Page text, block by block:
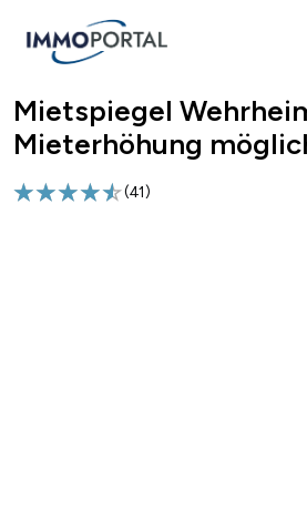
Breadcrumb
Mietspiegel
Mieterhöhung
(41)